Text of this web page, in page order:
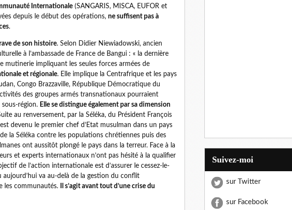
Internationale (SANGARIS, MISCA, EUFOR et
depuis le début des opérations, ne suffisent pas à
.
de son histoire. Selon Didier Niewiadowski, ancien
à l’ambassade de France de Bangui : « la dernière
mutinerie impliquant les seules forces armées de
et régionale. Elle implique la Centrafrique et les pays
Congo Brazzaville, République Démocratique du
des groupes armés transnationaux pourraient
sous-région. Elle se distingue également par sa dimension
au renversement, par la Séléka, du Président François
devenu le premier chef d’Etat musulman dans un pays
la Séléka contre les populations chrétiennes puis des
ont aussitôt plongé le pays dans la terreur. Face à la
et experts internationaux n’ont pas hésité à la qualifier
de l’action internationale est d’assurer le cessez-le-
aujourd’hui va au-delà de la gestion du conflit
les communautés.
Il s’agit avant tout d’une crise du
Suivez-moi
sur Twitter
sur Facebook